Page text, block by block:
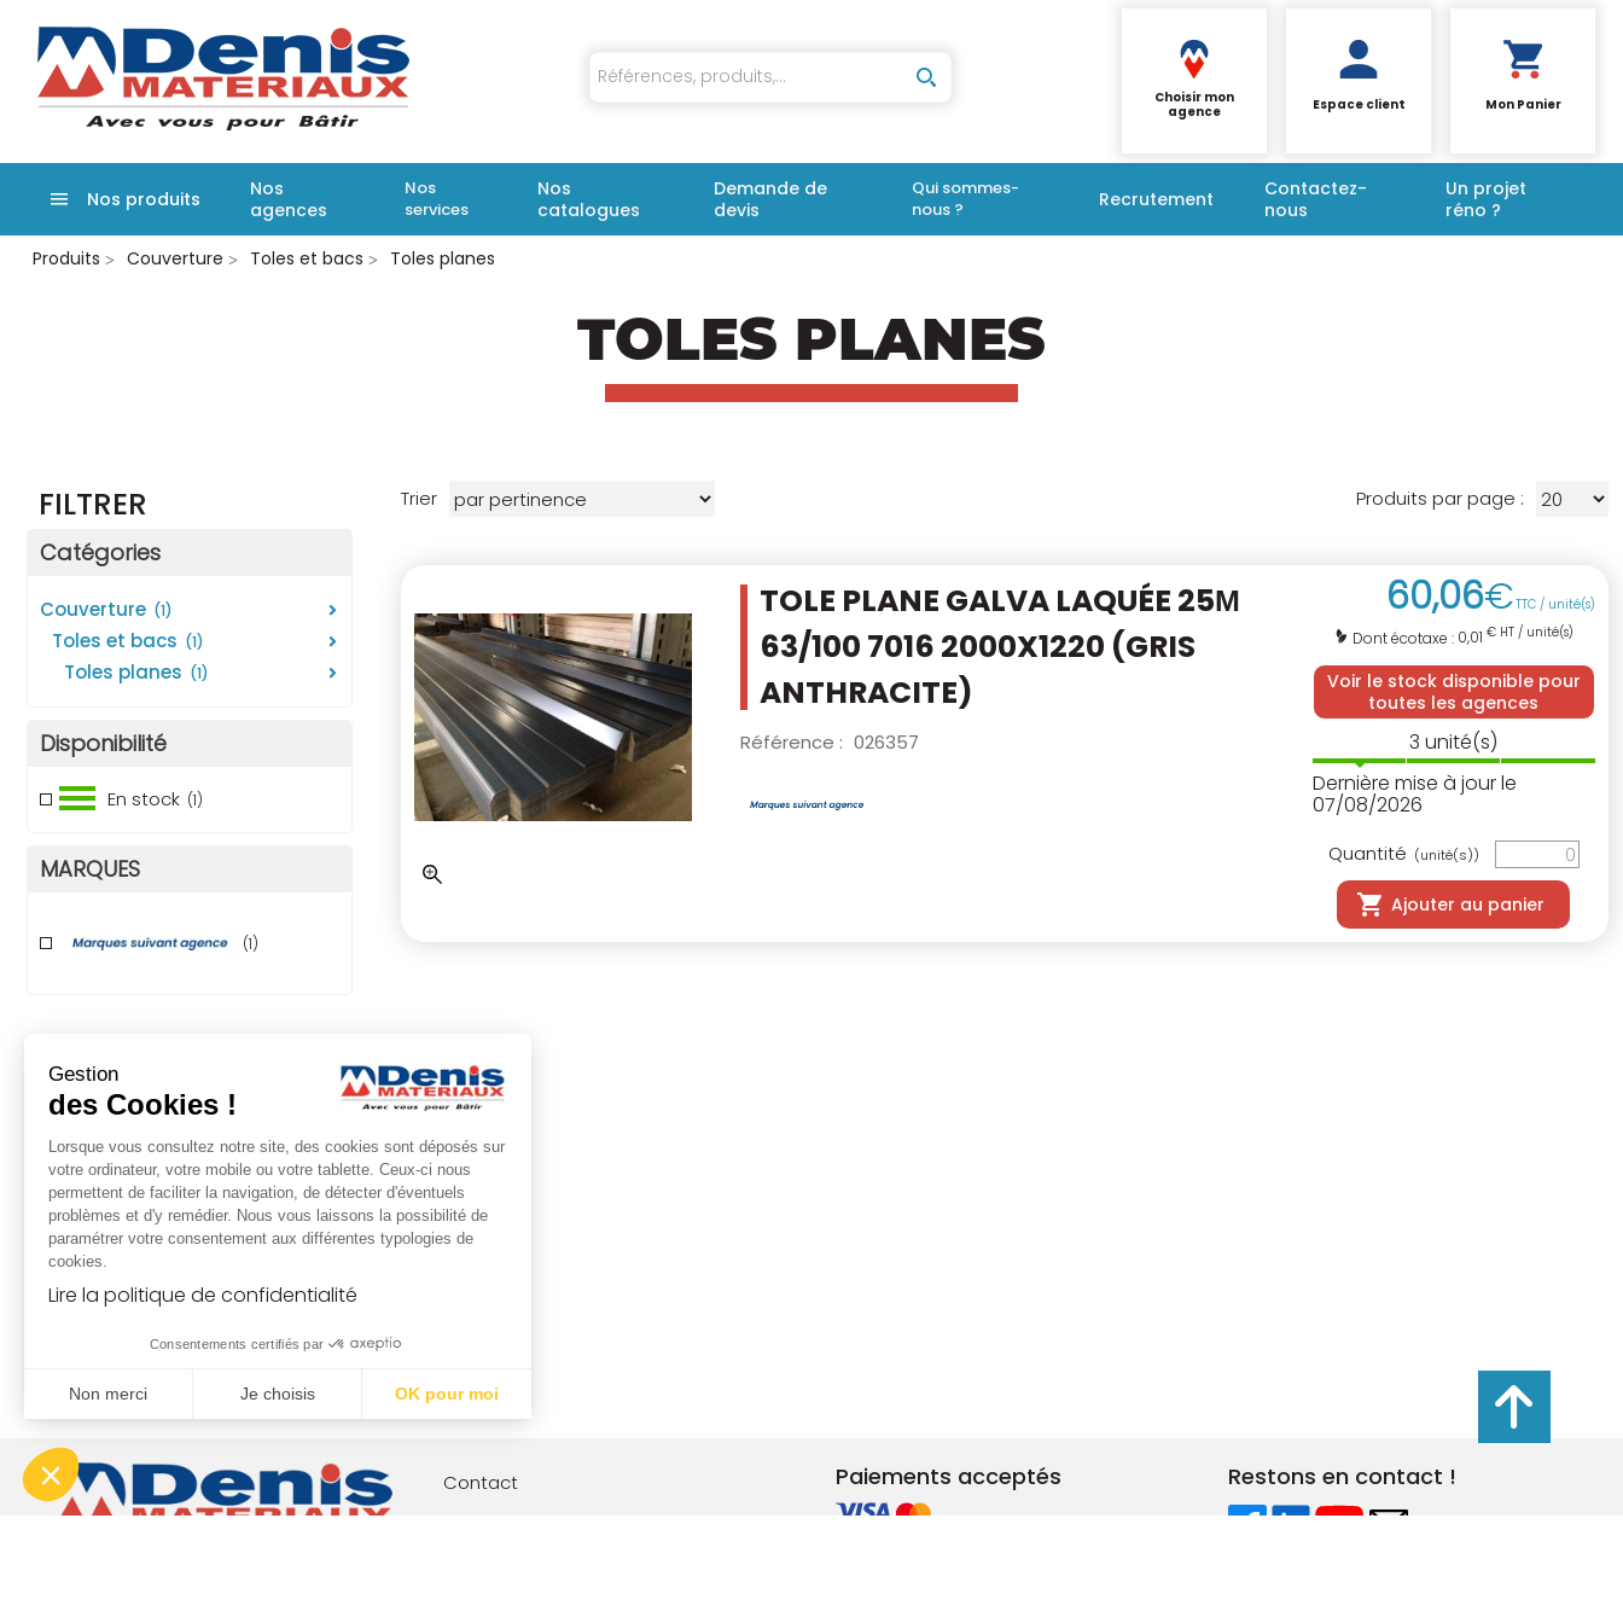
Aller
Choisir mon
agence
Espace client Mon Panier
Nos produits
Nos
agences
Nos
services
Nos
catalogues
Demande de
devis
Qui sommes-
nous ?
Recrutement
Contactez-
nous
Un projet
réno ?
Produits
Couverture Toles et bacs Toles planes
TOLES PLANES
FILTRER
Catégories
couverture (1)
toles et bacs (1)
toles planes (1)
Disponibilité
En stock (1)
MARQUES
(1)
Trier Produits par page :
TOLE PLANE GALVA LAQUÉE 25Μ
63/100 7016 2000X1220 (GRIS
ANTHRACITE)
Référence : 026357
60,06€TTC / unité(s)
Dont écotaxe : 0,01 € HT / unité(s)
Voir le stock disponible pour
toutes les agences
3 unité(s)
Dernière mise à jour le
07/08/2026
Quantité (unité(s))
Ajouter au panier
Contact
Paiements acceptés Restons en contact !
Gestion
des Cookies !
Lorsque vous consultez notre site, des cookies sont déposés sur
votre ordinateur, votre mobile ou votre tablette. Ceux-ci nous
permettent de faciliter la navigation, de détecter d'éventuels
problèmes et d'y remédier. Nous vous laissons la possibilité de
paramétrer votre consentement aux différentes typologies de
cookies.
Lire la politique de confidentialité
Consentements certifiés par
Non merci Je choisis OK pour moi
Notre plateforme vous permet d'adapter et de gérer vos paramètres de confidentialité, en garantissant la conformité avec les réglementations. Personnalisez vos préférences pour